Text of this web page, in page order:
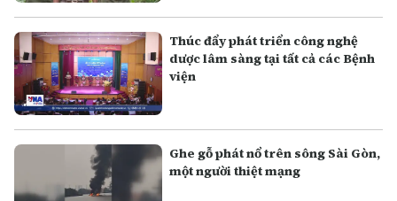
Thúc đẩy phát triển công nghệ
dược lâm sàng tại tất cả các Bệnh
viện
Ghe gỗ phát nổ trên sông Sài Gòn,
một người thiệt mạng